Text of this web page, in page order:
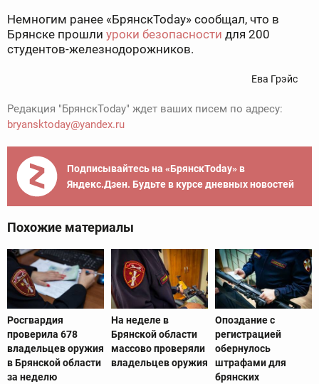
Немногим ранее «БрянскToday» сообщал, что в
Брянске прошли уроки безопасности для 200
студентов-железнодорожников.
Ева Грэйс
Редакция "БрянскToday" ждет ваших писем по адресу:
bryansktoday@yandex.ru
Подписывайтесь на «БрянскToday» в
Яндекс.Дзен. Будьте в курсе дневных новостей
Похожие материалы
Росгвардия
проверила 678
владельцев оружия
в Брянской области
за неделю
На неделе в
Брянской области
массово проверяли
владельцев оружия
Опоздание с
регистрацией
обернулось
штрафами для
брянских